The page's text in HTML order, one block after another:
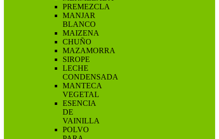
PREMEZCLA
MANJAR
BLANCO
MAIZENA
CHUÑO
MAZAMORRA
SIROPE
LECHE
CONDENSADA
MANTECA
VEGETAL
ESENCIA
DE
VAINILLA
POLVO